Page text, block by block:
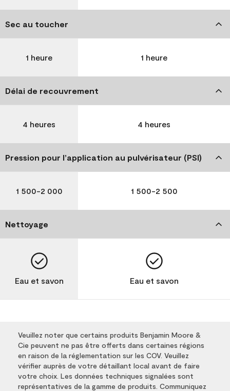
Sec au toucher
1 heure 1 heure
Délai de recouvrement
4 heures 4 heures
Pression pour l’application au pulvérisateur (PSI)
1 500-2 000 1 500-2 500
Nettoyage
Eau et savon Eau et savon
Veuillez noter que certains produits Benjamin Moore &
Cie peuvent ne pas être offerts dans certaines régions
en raison de la réglementation sur les COV. Veuillez
vérifier auprès de votre détaillant local avant de faire
votre choix. Les données techniques signalées sont
représentatives de la gamme de produits. Communiquez